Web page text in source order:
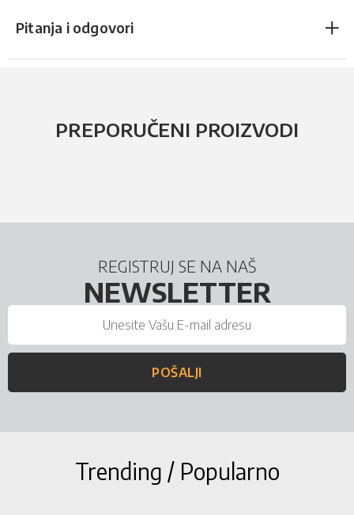
Pitanja i odgovori
PREPORUČENI PROIZVODI
REGISTRUJ SE NA NAŠ
NEWSLETTER
POŠALJI
Trending / Popularno